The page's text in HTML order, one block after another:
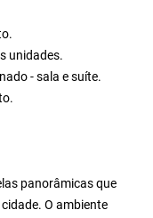
unidades.
- sala e suíte.
panorâmicas que
O ambiente